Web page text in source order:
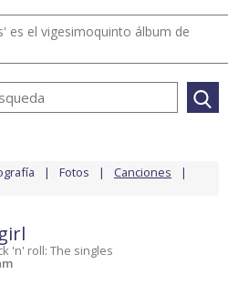
es el vigesimoquinto álbum de
Fotos Canciones
'n' roll: The singles